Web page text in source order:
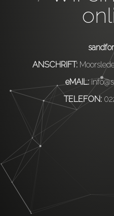
ANSCHRIFT:
eMAIL:
TELEFON: